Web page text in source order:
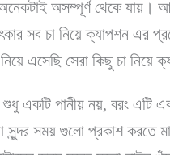
অসম্পূর্ণ থেকে যায়।
সব চা নিয়ে ক্যাপশন
এসেছি সেরা কিছু চা নিয়ে
শুধু একটি পানীয় নয়, বরং
সুন্দর সময় গুলো প্রকাশ করতে